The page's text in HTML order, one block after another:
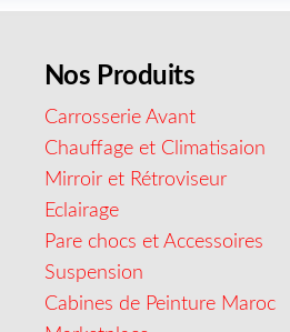
Nos Produits
Carrosserie Avant
Chauffage et Climatisaion
Mirroir et Rétroviseur
Eclairage
Pare chocs et Accessoires
Suspension
Cabines de Peinture Maroc